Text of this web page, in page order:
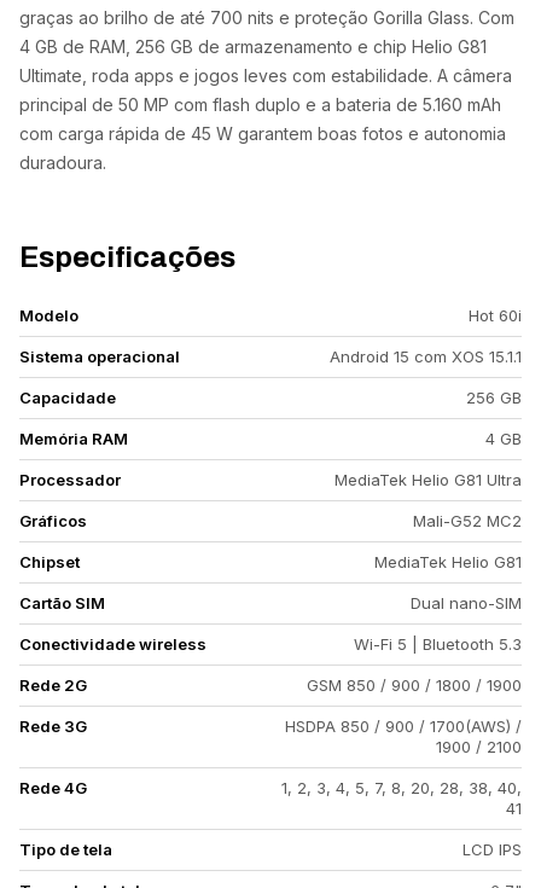
graças ao brilho de até 700 nits e proteção Gorilla Glass. Com
4 GB de RAM, 256 GB de armazenamento e chip Helio G81
Ultimate, roda apps e jogos leves com estabilidade. A câmera
principal de 50 MP com flash duplo e a bateria de 5.160 mAh
com carga rápida de 45 W garantem boas fotos e autonomia
duradoura.
Especificações
Modelo Hot 60i
Sistema operacional Android 15 com XOS 15.1.1
Capacidade 256 GB
Memória RAM 4 GB
Processador MediaTek Helio G81 Ultra
Gráficos Mali-G52 MC2
Chipset MediaTek Helio G81
Cartão SIM Dual nano-SIM
Conectividade wireless Wi-Fi 5 | Bluetooth 5.3
Rede 2G GSM 850 / 900 / 1800 / 1900
Rede 3G
HSDPA 850 / 900 / 1700(AWS) /
1900 / 2100
Rede 4G
1, 2, 3, 4, 5, 7, 8, 20, 28, 38, 40,
41
Tipo de tela LCD IPS